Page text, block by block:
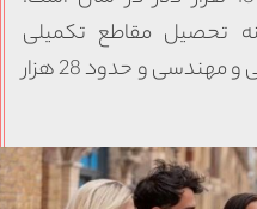
تحصیل مقاطع تکمیلی
مربوط به رشته‌های پزشکی و مهندسی و حدود 28 هزار